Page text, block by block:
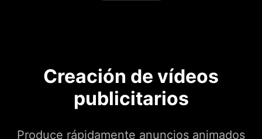
Creación de vídeos
publicitarios
Produce rápidamente anuncios animados